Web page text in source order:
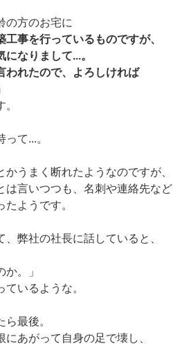
の方のお宅に
工事を行っているものですが、
なりまして...。
われたので、よろしければ
って...。
うまく断れたようなのですが、
は言いつつも、名刺や連絡先など
ようです。
弊社の社長に話していると、
か。」
いるような。
最後。
あがって自身の足で壊し、